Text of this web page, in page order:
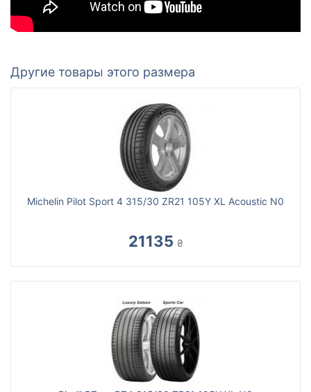
Другие товары этого размера
Michelin Pilot Sport 4 315/30 ZR21 105Y XL Acoustic N0
21135 ₴